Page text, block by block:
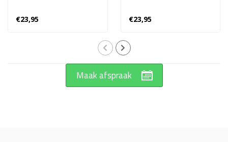
€23,95 €23,95
Maak afspraak